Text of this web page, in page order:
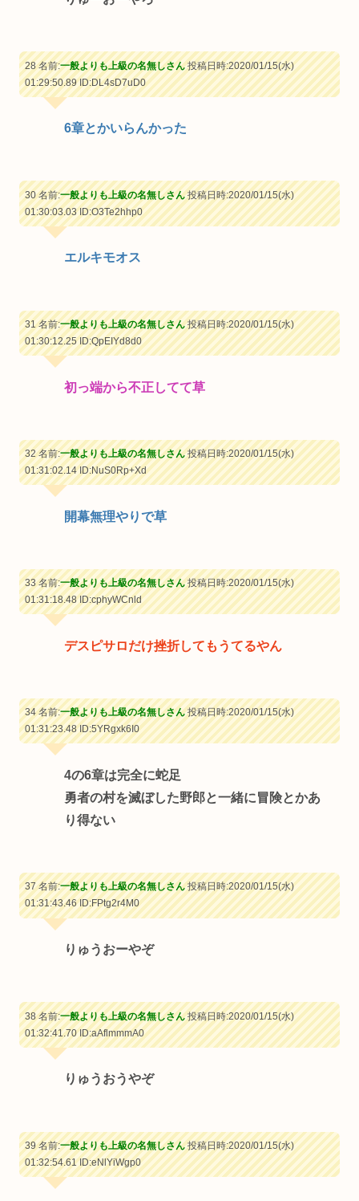
28 名前:一般よりも上級の名無しさん投稿日時:2020/01/15(水)
01:29:50.89ID:DL4sD7uD0
6章とかいらんかった
30 名前:一般よりも上級の名無しさん投稿日時:2020/01/15(水)
01:30:03.03ID:O3Te2hhp0
エルキモオス
31 名前:一般よりも上級の名無しさん投稿日時:2020/01/15(水)
01:30:12.25ID:QpEIYd8d0
初っ端から不正してて草
32 名前:一般よりも上級の名無しさん投稿日時:2020/01/15(水)
01:31:02.14ID:NuS0Rp+Xd
開幕無理やりで草
33 名前:一般よりも上級の名無しさん投稿日時:2020/01/15(水)
01:31:18.48ID:cphyWCnld
デスピサロだけ挫折してもうてるやん
34 名前:一般よりも上級の名無しさん投稿日時:2020/01/15(水)
01:31:23.48ID:5YRgxk6I0
4の6章は完全に蛇足
勇者の村を滅ぼした野郎と一緒に冒険とかあ
り得ない
37 名前:一般よりも上級の名無しさん投稿日時:2020/01/15(水)
01:31:43.46ID:FPtg2r4M0
りゅうおーやぞ
38 名前:一般よりも上級の名無しさん投稿日時:2020/01/15(水)
01:32:41.70ID:aAflmmmA0
りゅうおうやぞ
39 名前:一般よりも上級の名無しさん投稿日時:2020/01/15(水)
01:32:54.61ID:eNlYiWgp0